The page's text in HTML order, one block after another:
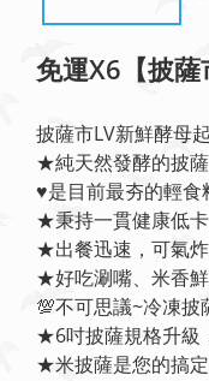
免運X6【披
披薩市LV新鮮酵母
★純天然發酵的披薩
♥️是目前最夯的輕食
★秉持一貫健康低卡
★出餐迅速，可氣炸
★好吃涮嘴、米香
💯不可思議~冷凍披
★6吋披薩規格升級
★米披薩是您的搞